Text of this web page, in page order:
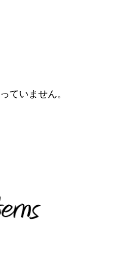
ていません。